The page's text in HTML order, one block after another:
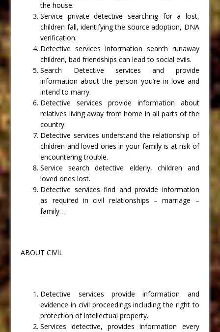
the house.
Service private detective searching for a lost,
children fall, identifying the source adoption, DNA
verification.
Detective services information search runaway
children, bad friendships can lead to social evils.
Search Detective services and provide
information about the person you’re in love and
intend to marry.
Detective services provide information about
relatives living away from home in all parts of the
country.
Detective services understand the relationship of
children and loved ones in your family is at risk of
encountering trouble.
Service search detective elderly, children and
loved ones lost.
Detective services find and provide information
as required in civil relationships – marriage –
family …
ABOUT CIVIL
Detective services provide information and
evidence in civil proceedings including the right to
protection of intellectual property.
Services detective, provides information every